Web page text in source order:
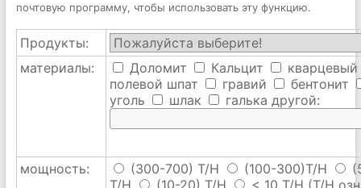
почтовую программу, чтобы использовать эту функцию.
Продукты:
материалы:
Доломит Кальцит
кварцевый
полевой шпат
гравий
бентонит
уголь
шлак галька другой:
мощность: (300-700) T/H (100-300)T/H
T/H
(10-20) T/H < 10 T/H (T/H